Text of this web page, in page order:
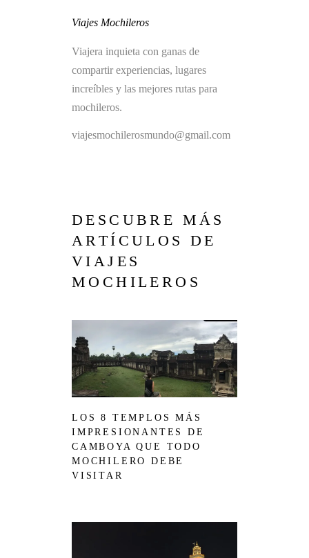
Viajes Mochileros
Viajera inquieta con ganas de
compartir experiencias, lugares
increíbles y las mejores rutas para
mochileros.
viajesmochilerosmundo@gmail.com
DESCUBRE MÁS
ARTÍCULOS DE
VIAJES
MOCHILEROS
LOS 8 TEMPLOS MÁS
IMPRESIONANTES DE
CAMBOYA QUE TODO
MOCHILERO DEBE
VISITAR